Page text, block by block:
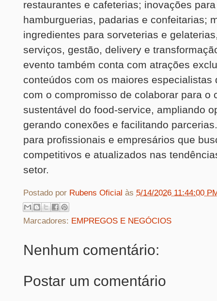
restaurantes e cafeterias; inovações
hamburguerias, padarias e confeitarias;
ingredientes para sorveterias e
serviços, gestão, delivery e
evento também conta com atrações
conteúdos com os maiores especialistas
com o compromisso de colaborar para o
sustentável do food-service, ampliando
gerando conexões e facilitando
para profissionais e empresários que
competitivos e atualizados nas
setor.
Postado por Rubens Oficial às 5/14/2026 11:44:00
Marcadores: EMPREGOS E NEGÓCIOS
Nenhum comentário:
Postar um comentário